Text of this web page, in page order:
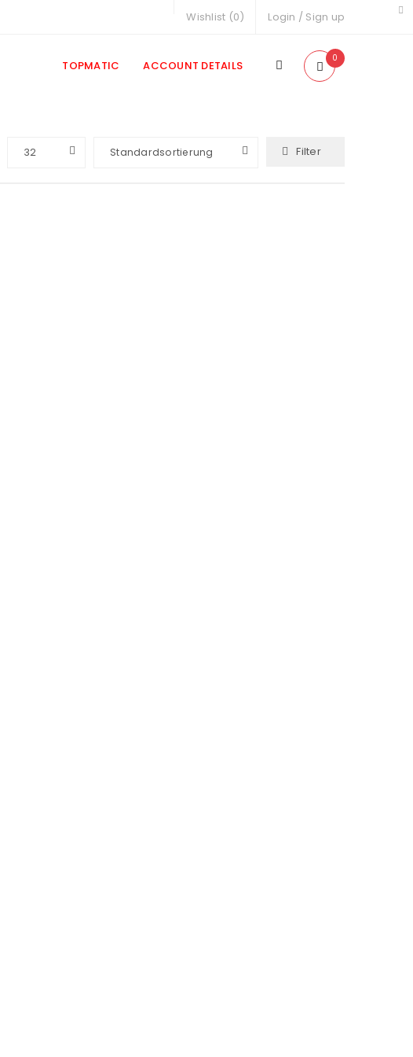
Login / Sign up
Wishlist (0)
TOPMATIC ACCOUNT DETAILS
0
Filter
Standardsortierung
32